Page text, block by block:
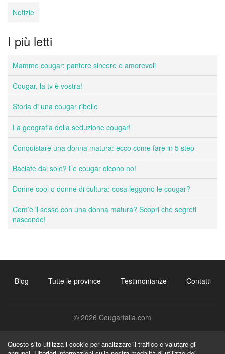
Questo sito utilizza i cookie per analizzare il traffico e valutare gli
Notizie
I più letti
Mamme cougar: pantere sincere e amorevoli
Cougar, la tv è vostra!
Storia di una cougar ribelle
La geografia della seduzione cougar!
Conquistare una donna matura: ecco come fare in 5 step
Baciate dal sole? Le cougar dicono no!
Donne cool o donne di cultura: cosa leggono le cougar?
Com’è il sesso con una donna matura? Scopri che segreti
nasconde!
Blog Tutte le province Testimonianze Contatti
© 2026 Cougartalia.com